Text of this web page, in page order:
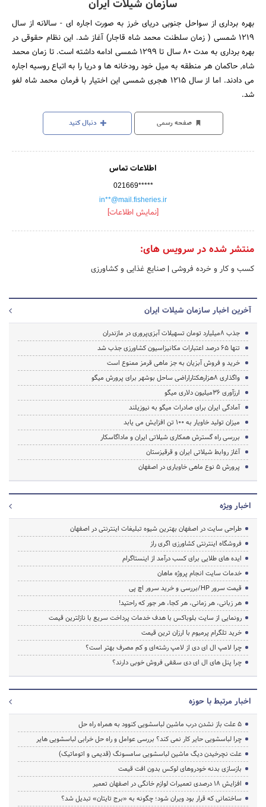
سازمان شیلات ایران
بهره برداری از سواحل جنوبی دریای خرز به صورت اجاره ای - سالانه از سال
1219 شمسی ( زمان سلطنت محمد شاه قاجار) آغاز شد. این نظام حقوقی در
بهره برداری به مدت 80 سال تا 1299 شمسی ادامه داشته است. تا زمان محمد
شاه, حاکمان هر منطقه به میل خود رودخانه ها و دریا را به اتباع روسیه اجاره
می دادند. اما از سال 1215 هجری شمسی این اختیار با فرمان محمد شاه لغو
شد.
صفحه رسمی دنبال کنید
اطلاعات تماس
021669*****
in**@mail.fisheries.ir
[نمایش اطلاعات]
منتشر شده در سرویس های:
کسب و کار و خرده فروشی | صنایع غذایی و کشاورزی
آخرین اخبار سازمان شیلات ایران
جذب 8میلیارد تومان تسهیلات آبزی‌پروری در مازندران
تنها ۶۵ درصد اعتبارات مکانیزاسیون کشاورزی جذب شد
خرید و فروش آبزیان به جز ماهی قرمز ممنوع است
واگذاری ۸هزارهکتاراراضی ساحل بوشهر برای پرورش میگو
ارزآوری 36میلیون دلاری میگو
آمادگی ایران برای صادرات میگو به نیوزیلند
میزان تولید خاویار به ۱۰۰ تن افزایش می یابد
بررسی راه‌ گسترش همکاری شیلاتی ایران و ماداگاسکار
آغاز روابط شیلاتی ایران و قرقیزستان
پرورش ۵ نوع ماهی خاویاری در اصفهان
اخبار ویژه
طراحی سایت در اصفهان بهترین شیوه تبلیغات اینترنتی در اصفهان
فروشگاه اینترنتی کشاورزی اگری راز
ایده های طلایی برای کسب درآمد از اینستاگرام
خدمات سایت انجام پروژه ماهان
قیمت سرور HP/بررسی و خرید سرور اچ پی
هر زبانی، هر زمانی، هر کجا، هر جور که راحتید!
رونمایی از سایت بلوباکس با هدف خدمات پرداخت سریع با نازلترین قیمت
خرید تلگرام پرمیوم با ارزان ترین قیمت
چرا لامپ ال ای دی از لامپ رشته‌ای و کم مصرف بهتر است؟
چرا پنل های ال ای دی سقفی فروش خوبی دارند؟
اخبار مرتبط با حوزه
5 علت باز نشدن درب ماشین لباسشویی کنوود به همراه راه حل
چرا لباسشویی حایر کار نمی کند؟ بررسی عوامل و راه حل خرابی لباسشویی هایر
علت نچرخیدن دیگ ماشین لباسشویی سامسونگ (قدیمی و اتوماتیک)
بازسازی بدنه خودروهای لوکس بدون افت قیمت
افزایش ۱۸ درصدی تعمیرات لوازم خانگی در اصفهان تعمیر
ساختمانی که قرار بود ویران شود؛ چگونه به «برج تایتان» تبدیل شد؟